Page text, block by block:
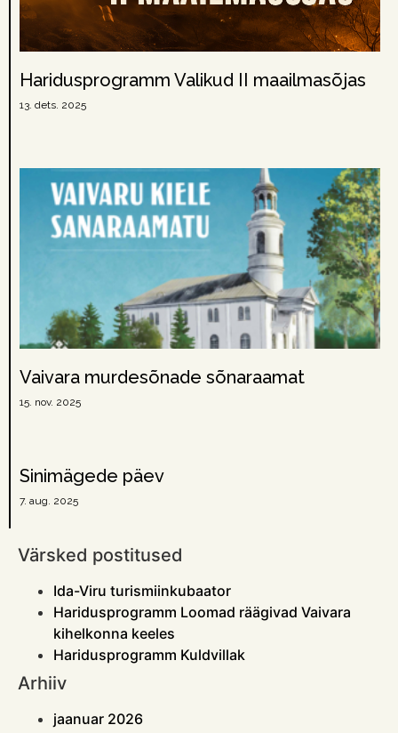
Haridusprogramm Valikud II maailmasõjas
13. dets. 2025
Vaivara murdesõnade sõnaraamat
15. nov. 2025
Sinimägede päev
7. aug. 2025
Värsked postitused
Ida-Viru turismiinkubaator
Haridusprogramm Loomad räägivad Vaivara
kihelkonna keeles
Haridusprogramm Kuldvillak
Arhiiv
jaanuar 2026